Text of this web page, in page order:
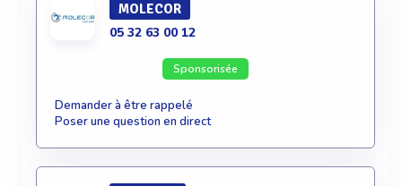
MOLECOR
05 32 63 00 12
Sponsorisée
Demander à être rappelé
Poser une question en direct